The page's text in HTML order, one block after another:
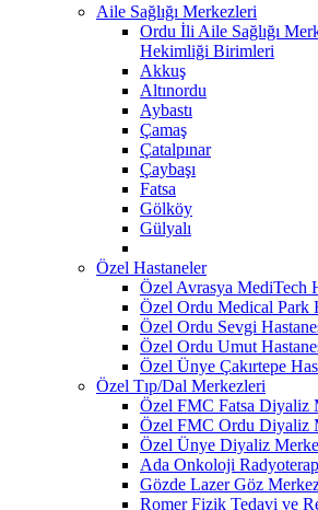
Aile Sağlığı Merkezleri
Ordu İli Aile Sağlığı
Hekimliği Birimleri
Akkuş
Altınordu
Aybastı
Çamaş
Çatalpınar
Çaybaşı
Fatsa
Gölköy
Gülyalı
Özel Hastaneler
Özel Avrasya MediTech
Özel Ordu Medical Park
Özel Ordu Sevgi
Özel Ordu Umut
Özel Ünye Çakırtepe
Özel Tıp/Dal Merkezleri
Özel FMC Fatsa Diyaliz
Özel FMC Ordu Diyaliz
Özel Ünye Diyaliz
Ada Onkoloji
Gözde Lazer Göz
Romer Fizik Tedavi ve